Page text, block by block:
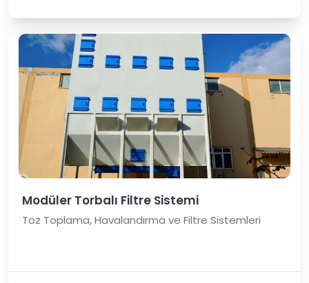
Modüler Torbalı Filtre Sistemi
Toz Toplama, Havalandırma ve Filtre Sistemleri